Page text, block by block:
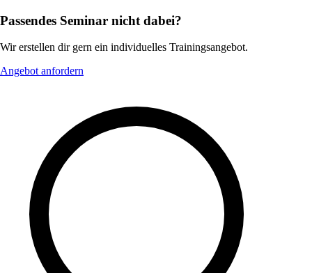
Passendes Seminar nicht dabei?
Wir erstellen dir gern ein individuelles Trainingsangebot.
Angebot anfordern